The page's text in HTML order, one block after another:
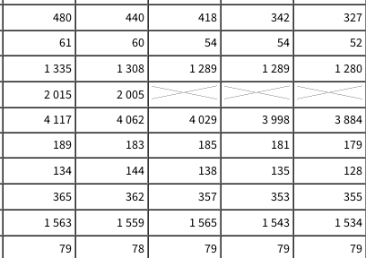
480 440 418 342
327
61 60 54 54
52
1 335 1 308 1 289 1 289
1 280
2 015
2 005
4 117 4 062 4 029 3 998
3 884
189 183 185 181
179
134 144 138 135
128
365 362 357 353
355
1 563 1 559 1 565 1 543
1 534
79 78 79 79
79